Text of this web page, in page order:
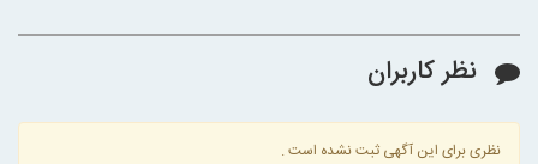
نظر کاربران
نظری برای این آگهی ثبت نشده است .